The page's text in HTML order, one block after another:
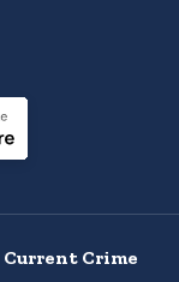
Current Crime